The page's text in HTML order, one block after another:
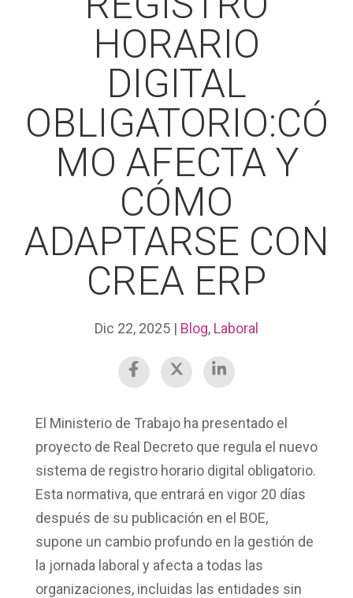
HORARIO
DIGITAL
OBLIGATORIO:CÓ
MO AFECTA Y
CÓMO
ADAPTARSE CON
CREA ERP
Dic 22, 2025 | Blog, Laboral
El Ministerio de Trabajo ha presentado el
proyecto de Real Decreto que regula el nuevo
sistema de registro horario digital obligatorio.
Esta normativa, que entrará en vigor 20 días
después de su publicación en el BOE,
supone un cambio profundo en la gestión de
la jornada laboral y afecta a todas las
organizaciones, incluidas las entidades sin